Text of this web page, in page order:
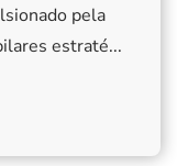
pela
estraté...